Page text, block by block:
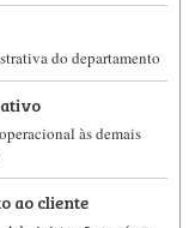
do departamento
às demais
ao cliente